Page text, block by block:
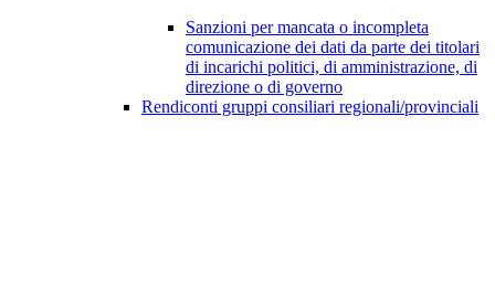
Sanzioni per mancata o incompleta
comunicazione dei dati da parte dei titolari
di incarichi politici, di amministrazione, di
direzione o di governo
Rendiconti gruppi consiliari regionali/provinciali